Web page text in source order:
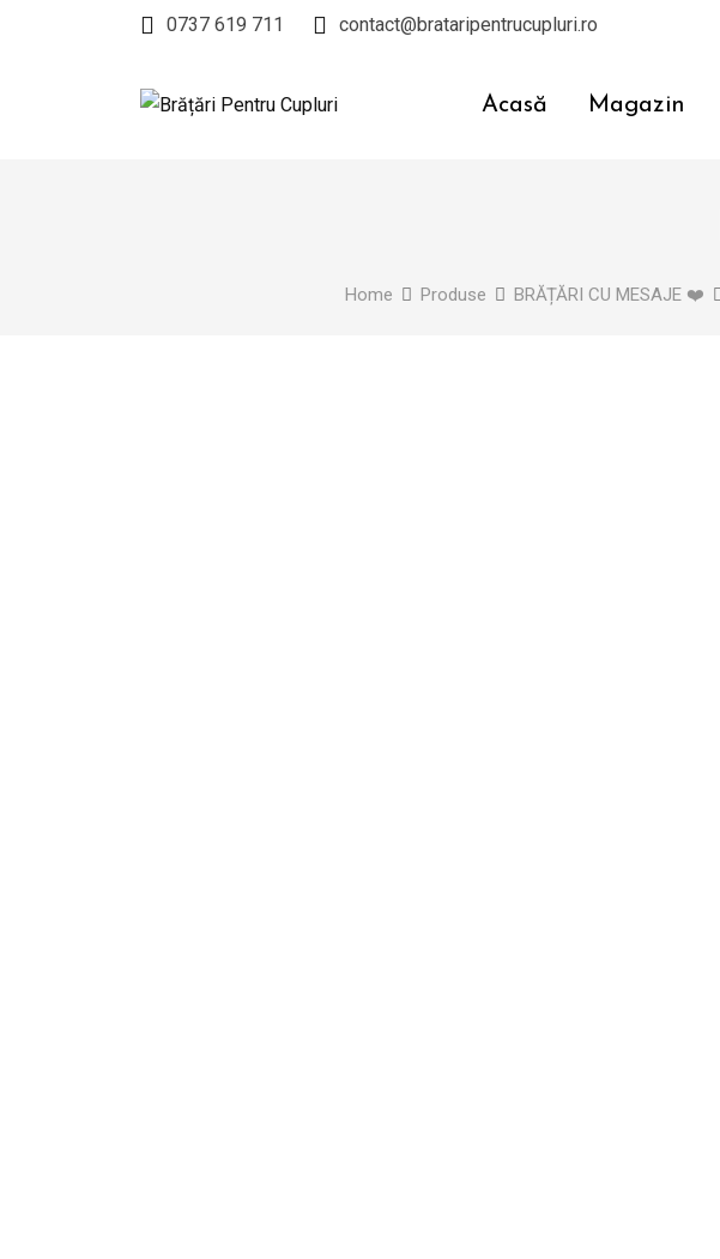
0737 619 711 contact@brataripentrucupluri.ro
Acasă Magazin
Home Produse BRĂȚĂRI CU MESAJE ❤️